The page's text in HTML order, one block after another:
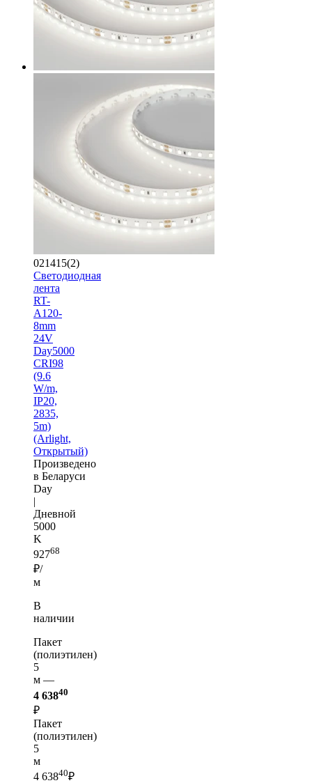
021415(2)
Светодиодная
лента
RT-
A120-
8mm
24V
Day5000
CRI98
(9.6
W/m,
IP20,
2835,
5m)
(Arlight,
Открытый)
Произведено
в Беларуси
Day
|
Дневной
5000
K
92768
₽/
м
В
наличии
Пакет
(полиэтилен)
5
м —
4 63840
₽
Пакет
(полиэтилен)
5
м
4 63840₽